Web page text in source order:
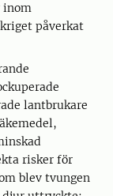
inom
påverkat
lantbrukare
risker för
blev tvungen